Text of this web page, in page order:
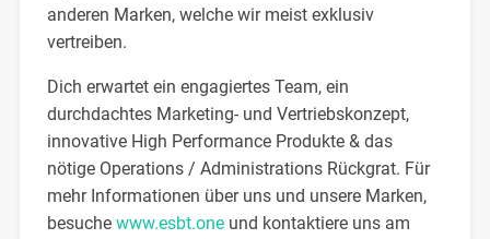
anderen Marken, welche wir meist exklusiv
vertreiben.
Dich erwartet ein engagiertes Team, ein
durchdachtes Marketing- und Vertriebskonzept,
innovative High Performance Produkte & das
nötige Operations / Administrations Rückgrat. Für
mehr Informationen über uns und unsere Marken,
besuche www.esbt.oneund kontaktiere uns am